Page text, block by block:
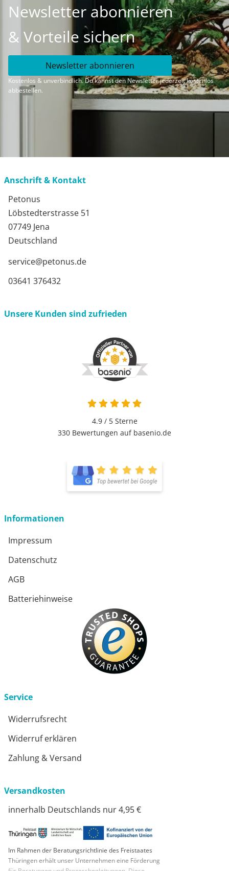
Newsletter abonnieren
& Vorteile sichern
Newsletter abonnieren
Kostenlos & unverbindlich. Du kannst den Newsletter jederzeit kostenlos
abbestellen.
Anschrift & Kontakt
Petonus
Löbstedterstrasse 51
07749 Jena
Deutschland
service@petonus.de
03641 376432
Unsere Kunden sind zufrieden
4.9 / 5Sterne
330 Bewertungen auf basenio.de
Informationen
Impressum
Datenschutz
AGB
Batteriehinweise
Service
Widerrufsrecht
Widerruf erklären
Zahlung & Versand
Versandkosten
innerhalb Deutschlands nur 4,95 €
Im Rahmen der Beratungsrichtlinie des Freistaates
Thüringen erhält unser Unternehmen eine Förderung